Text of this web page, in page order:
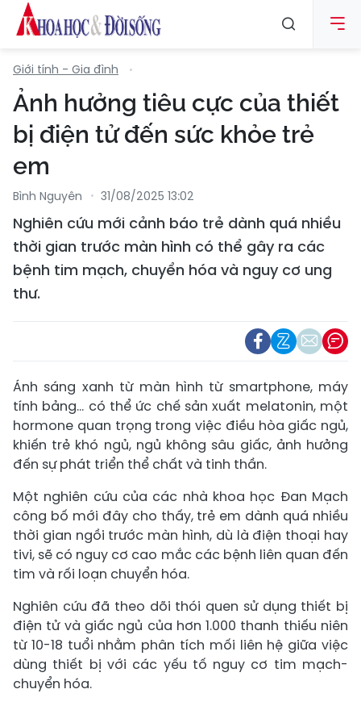
Giới tính - Gia đình
Ảnh hưởng tiêu cực của thiết
bị điện tử đến sức khỏe trẻ
em
Bình Nguyên 31/08/2025 13:02
Nghiên cứu mới cảnh báo trẻ dành quá nhiều
thời gian trước màn hình có thể gây ra các
bệnh tim mạch, chuyển hóa và nguy cơ ung
thư.
Ánh sáng xanh từ màn hình từ smartphone, máy
tính bảng... có thể ức chế sản xuất melatonin, một
hormone quan trọng trong việc điều hòa giấc ngủ,
khiến trẻ khó ngủ, ngủ không sâu giấc, ảnh hưởng
đến sự phát triển thể chất và tinh thần.
Một nghiên cứu của các nhà khoa học Đan Mạch
công bố mới đây cho thấy, trẻ em dành quá nhiều
thời gian ngồi trước màn hình, dù là điện thoại hay
tivi, sẽ có nguy cơ cao mắc các bệnh liên quan đến
tim và rối loạn chuyển hóa.
Nghiên cứu đã theo dõi thói quen sử dụng thiết bị
điện tử và giấc ngủ của hơn 1.000 thanh thiếu niên
từ 10-18 tuổi nhằm phân tích mối liên hệ giữa việc
dùng thiết bị với các yếu tố nguy cơ tim mạch-
chuyển hóa.